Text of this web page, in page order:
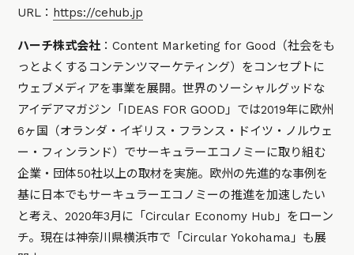
URL： https://cehub.jp
ハーチ株式会社 ：Content Marketing for Good（社会をも
っとよくするコンテンツマーケティング）をコンセプトに
ウェブメディアを事業を展開。世界のソーシャルグッドな
アイデアマガジン「IDEAS FOR GOOD」では2019年に欧州
6ヶ国（オランダ・イギリス・フランス・ドイツ・ノルウェ
ー・フィンランド）でサーキュラーエコノミーに取り組む
企業・団体50社以上の取材を実施。欧州の先進的な事例を
基に日本でもサーキュラーエコノミーの推進を加速したい
と考え、2020年3月に「Circular Economy Hub」をローン
チ。現在は神奈川県横浜市で「Circular Yokohama」も展